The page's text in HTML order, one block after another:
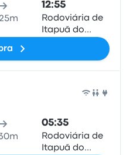
12:55
Rodoviária de
Itapuã do
05:35
Rodoviária de
Itapuã do